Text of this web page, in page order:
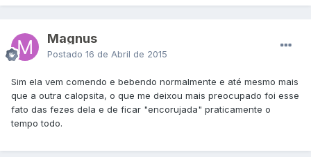
Magnus
Postado 16 de Abril de 2015
Sim ela vem comendo e bebendo normalmente e até mesmo mais
que a outra calopsita, o que me deixou mais preocupado foi esse
fato das fezes dela e de ficar "encorujada" praticamente o
tempo todo.